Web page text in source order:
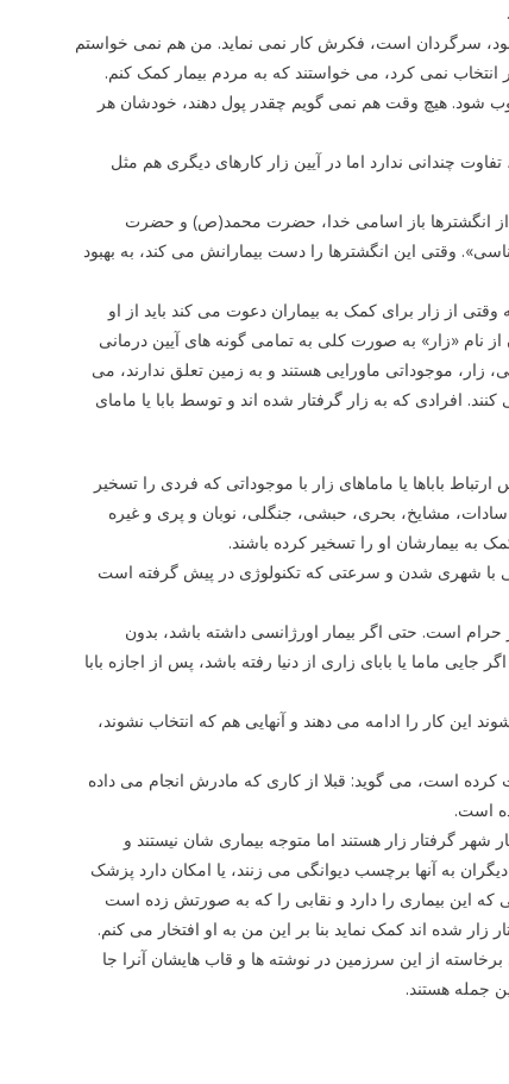
سرگردان است، فکرش کار نمی نماید. من هم نمی خواستم
نمی کرد، می خواستند که به مردم بیمار کمک کنم.
هیچ وقت هم نمی گویم چقدر پول دهند، خودشان هر
چندانی ندارد اما در آیین زار کارهای دیگری هم مثل
از انگشترها باز اسامی خدا، حضرت محمد(ص) و حضرت
وقتی این انگشترها را دست بیمارانش می کند، به بهبود
از زار برای کمک به بیماران دعوت می کند باید از او
نام «زار» به صورت کلی به تمامی گونه های آیین درمانی
زار، موجوداتی ماورایی هستند و به زمین تعلق ندارند، می
افرادی که به زار گرفتار شده اند و توسط بابا یا مامای
باباها یا ماماهای زار با موجوداتی که فردی را تسخیر
مشایخ، بحری، حبشی، جنگلی، نوبان و پری و غیره
به بیمارشان او را تسخیر کرده باشند.
با شهری شدن و سرعتی که تکنولوژی در پیش گرفته است
است. حتی اگر بیمار اورژانسی داشته باشد، بدون
ماما یا بابای زاری از دنیا رفته باشد، پس از اجازه بابا
این کار را ادامه می دهند و آنهایی هم که انتخاب نشوند،
است، می گوید: قبلا از کاری که مادرش انجام می داده
است.
گرفتار زار هستند اما متوجه بیماری شان نیستند و
به آنها برچسب دیوانگی می زنند، یا امکان دارد پزشک
که این بیماری را دارد و نقابی را که به صورتش زده است
زار شده اند کمک نماید بنا بر این من به او افتخار می کنم.
از این سرزمین در نوشته ها و قاب هایشان آنرا جا
جمله هستند.